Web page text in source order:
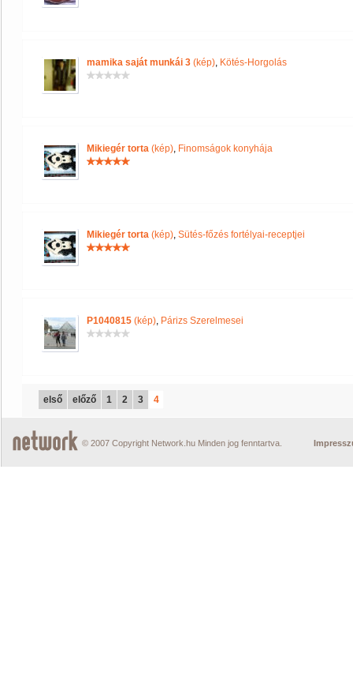
mamika saját munkái 3 (kép), Kötés-Horgolás
Mikiegér torta (kép), Finomságok konyhája
Mikiegér torta (kép), Sütés-főzés fortélyai-receptjei
P1040815 (kép), Párizs Szerelmesei
első előző 1 2 3 4
© 2007 Copyright Network.hu Minden jog fenntartva.